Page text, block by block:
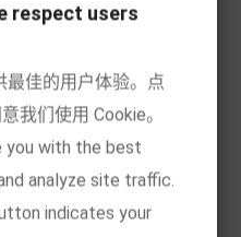
（双色本）
respect users
最佳的用户体验。点
我们使用 Cookie。
you with the best
analyze site traffic.
indicates your